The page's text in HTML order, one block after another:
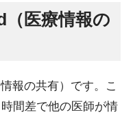
医療情報の
報の共有）です。こ
間差で他の医師が情